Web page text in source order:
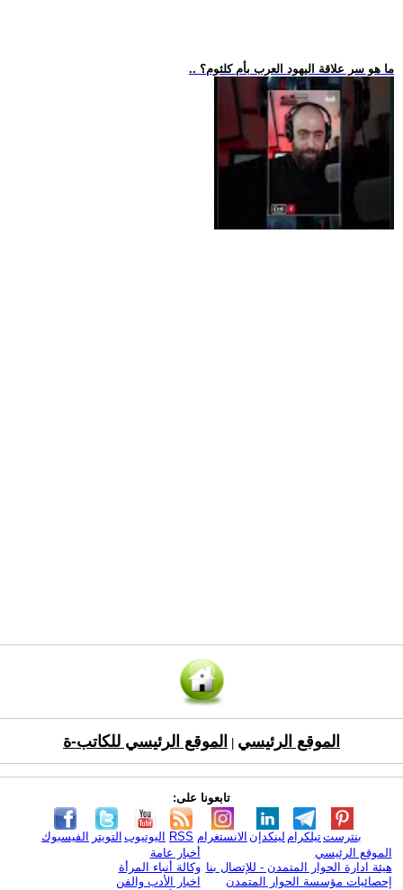
.. ما هو سر علاقة اليهود العرب بأم كلثوم؟
الموقع الرئيسي الموقع الرئيسي للكاتب-ة
تابعونا على:
الفيسبوك التويتر اليوتيوب RSS الانستغرام لينكدإن تيلكرامبنترست
الموقع الرئيسي
هيئة ادارة الحوار المتمدن - للإتصال بنا
إحصائيات مؤسسة الحوار المتمدن
أخبار عامة
وكالة أنباء المرأة
اخبار الأدب والفن